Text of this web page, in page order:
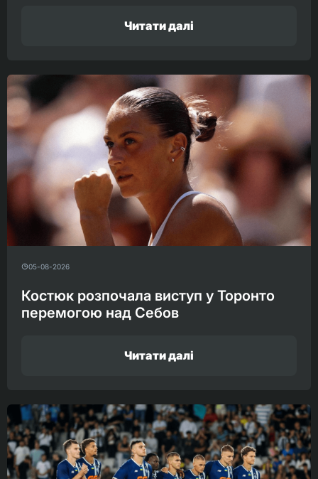
Читати далі
05-08-2026
Костюк розпочала виступ у Торонто
перемогою над Себов
Читати далі